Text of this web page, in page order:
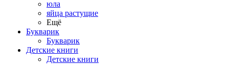
юла
яйца растущие
Ещё
Букварик
Букварик
Детские книги
Детские книги